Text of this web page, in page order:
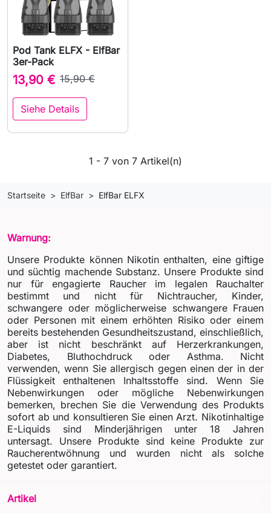
Pod Tank ELFX - ElfBar
3er-Pack
13,90 € 15,90 €
Siehe Details
1 - 7 von 7 Artikel(n)
Startseite ElfBar ElfBar ELFX
Warnung:
Unsere Produkte können Nikotin enthalten, eine giftige
und süchtig machende Substanz. Unsere Produkte sind
nur für engagierte Raucher im legalen Rauchalter
bestimmt und nicht für Nichtraucher, Kinder,
schwangere oder möglicherweise schwangere Frauen
oder Personen mit einem erhöhten Risiko oder einem
bereits bestehenden Gesundheitszustand, einschließlich,
aber ist nicht beschränkt auf Herzerkrankungen,
Diabetes, Bluthochdruck oder Asthma. Nicht
verwenden, wenn Sie allergisch gegen einen der in der
Flüssigkeit enthaltenen Inhaltsstoffe sind. Wenn Sie
Nebenwirkungen oder mögliche Nebenwirkungen
bemerken, brechen Sie die Verwendung des Produkts
sofort ab und konsultieren Sie einen Arzt. Nikotinhaltige
E-Liquids sind Minderjährigen unter 18 Jahren
untersagt. Unsere Produkte sind keine Produkte zur
Raucherentwöhnung und wurden nicht als solche
getestet oder garantiert.
Artikel